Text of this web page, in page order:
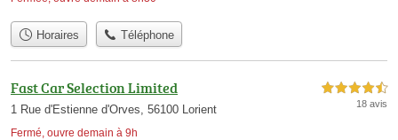
Horaires Téléphone
Fast Car Selection Limited
1 Rue d'Estienne d'Orves, 56100 Lorient
Fermé, ouvre demain à 9h
4,5 étoiles sur 5
18 avis